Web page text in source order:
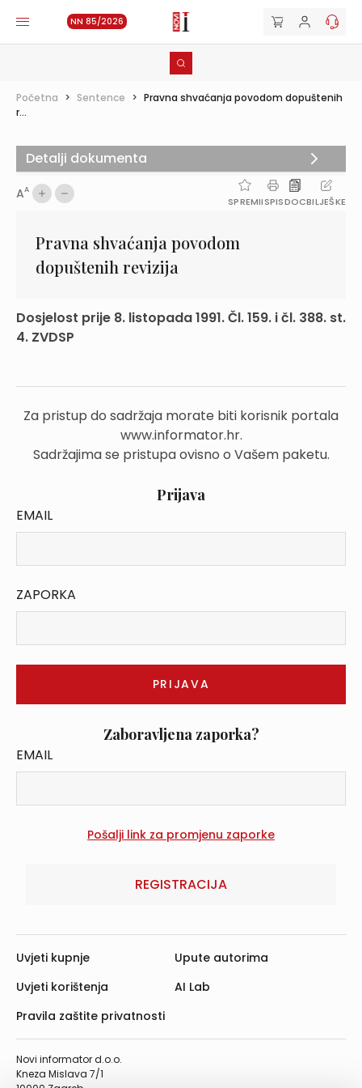
NN 85/2026
Početna > Sentence > Pravna shvaćanja povodom dopuštenih
r...
AA
SPREMIISPISDOCBILJEŠKE
Pravna shvaćanja povodom
dopuštenih revizija
Dosjelost prije 8. listopada 1991. Čl. 159. i čl. 388. st.
4. ZVDSP
Za pristup do sadržaja morate biti korisnik portala
www.informator.hr.
Sadržajima se pristupa ovisno o Vašem paketu.
Prijava
EMAIL
ZAPORKA
Zaboravljena zaporka?
EMAIL
REGISTRACIJA
Detalji dokumenta
Novi informator d.o.o.
Kneza Mislava 7/1
Uvjeti kupnje
Uvjeti korištenja
Pravila zaštite privatnosti
Upute autorima
AI Lab